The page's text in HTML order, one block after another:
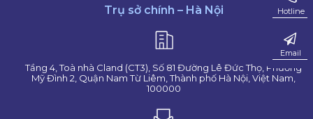
Hotline
Email
Trụ sở chính – Hà Nội
Tầng 4, Toà nhà Cland (CT3), Số 81 Đường Lê Đức Thọ, Phường
Mỹ Đình 2, Quận Nam Từ Liêm, Thành phố Hà Nội, Việt Nam,
100000
Hotline
Email